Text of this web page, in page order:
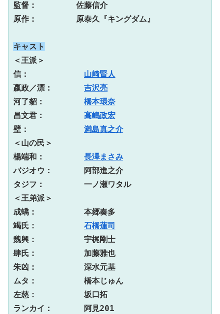
監督：　　　　　佐藤信介
原作：　　　　　原泰久『キングダム』
キャスト
＜王派＞
信： 山﨑賢人
嬴政／漂： 吉沢亮
河了貂： 橋本環奈
昌文君： 高嶋政宏
壁： 満島真之介
＜山の民＞
楊端和： 長澤まさみ
バジオウ：　　　　阿部進之介
タジフ：　　　　　一ノ瀬ワタル
＜王弟派＞
成蟜：　　　　　　本郷奏多
竭氏： 石橋蓮司
魏興：　　　　　　宇梶剛士
肆氏：　　　　　　加藤雅也
朱凶：　　　　　　深水元基
ムタ：　　　　　　橋本じゅん
左慈：　　　　　　坂口拓
ランカイ：　　　　阿見201